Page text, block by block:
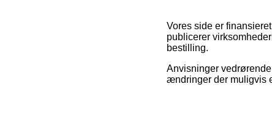
Vores side er
publicerer
bestilling.
Anvisninger
ændringer der muligvis